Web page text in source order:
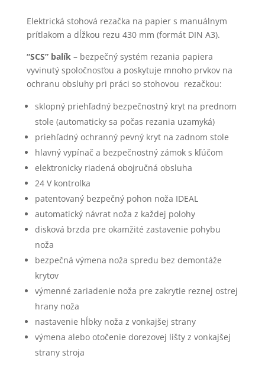
Elektrická stohová rezačka na papier s manuálnym
prítlakom a dĺžkou rezu 430 mm (formát DIN A3).
“SCS” balík – bezpečný systém rezania papiera
vyvinutý spoločnosťou a poskytuje mnoho prvkov na
ochranu obsluhy pri práci so stohovou rezačkou:
sklopný priehľadný bezpečnostný kryt na prednom
stole (automaticky sa počas rezania uzamyká)
priehľadný ochranný pevný kryt na zadnom stole
hlavný vypínač a bezpečnostný zámok s kľúčom
elektronicky riadená obojručná obsluha
24 V kontrolka
patentovaný bezpečný pohon noža IDEAL
automatický návrat noža z každej polohy
disková brzda pre okamžité zastavenie pohybu
noža
bezpečná výmena noža spredu bez demontáže
krytov
výmenné zariadenie noža pre zakrytie reznej ostrej
hrany noža
nastavenie hĺbky noža z vonkajšej strany
výmena alebo otočenie dorezovej lišty z vonkajšej
strany stroja